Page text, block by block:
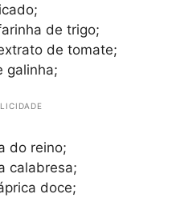
de trigo;
de tomate;
galinha;
do reino;
calabresa;
doce;